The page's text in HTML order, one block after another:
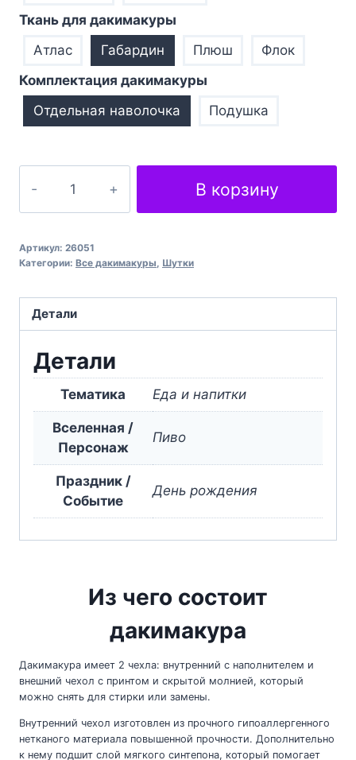
Ткань для дакимакуры
Атлас
Габардин Плюш
Флок
Комплектация дакимакуры
Отдельная наволочка
Подушка
Стелла
Артуа
Stella
Artois
В корзину
Артикул: 26051
Категории: Все дакимакуры, Шутки
Детали
Детали
Тематика Еда и напитки
Вселенная /
Персонаж
Пиво
Праздник /
Событие
День рождения
Из чего состоит
дакимакура
Дакимакура имеет 2 чехла: внутренний с наполнителем и
внешний чехол с принтом и скрытой молнией, который
можно снять для стирки или замены.
Внутренний чехол изготовлен из прочного гипоаллергенного
нетканого материала повышенной прочности. Дополнительно
к нему подшит слой мягкого синтепона, который помогает